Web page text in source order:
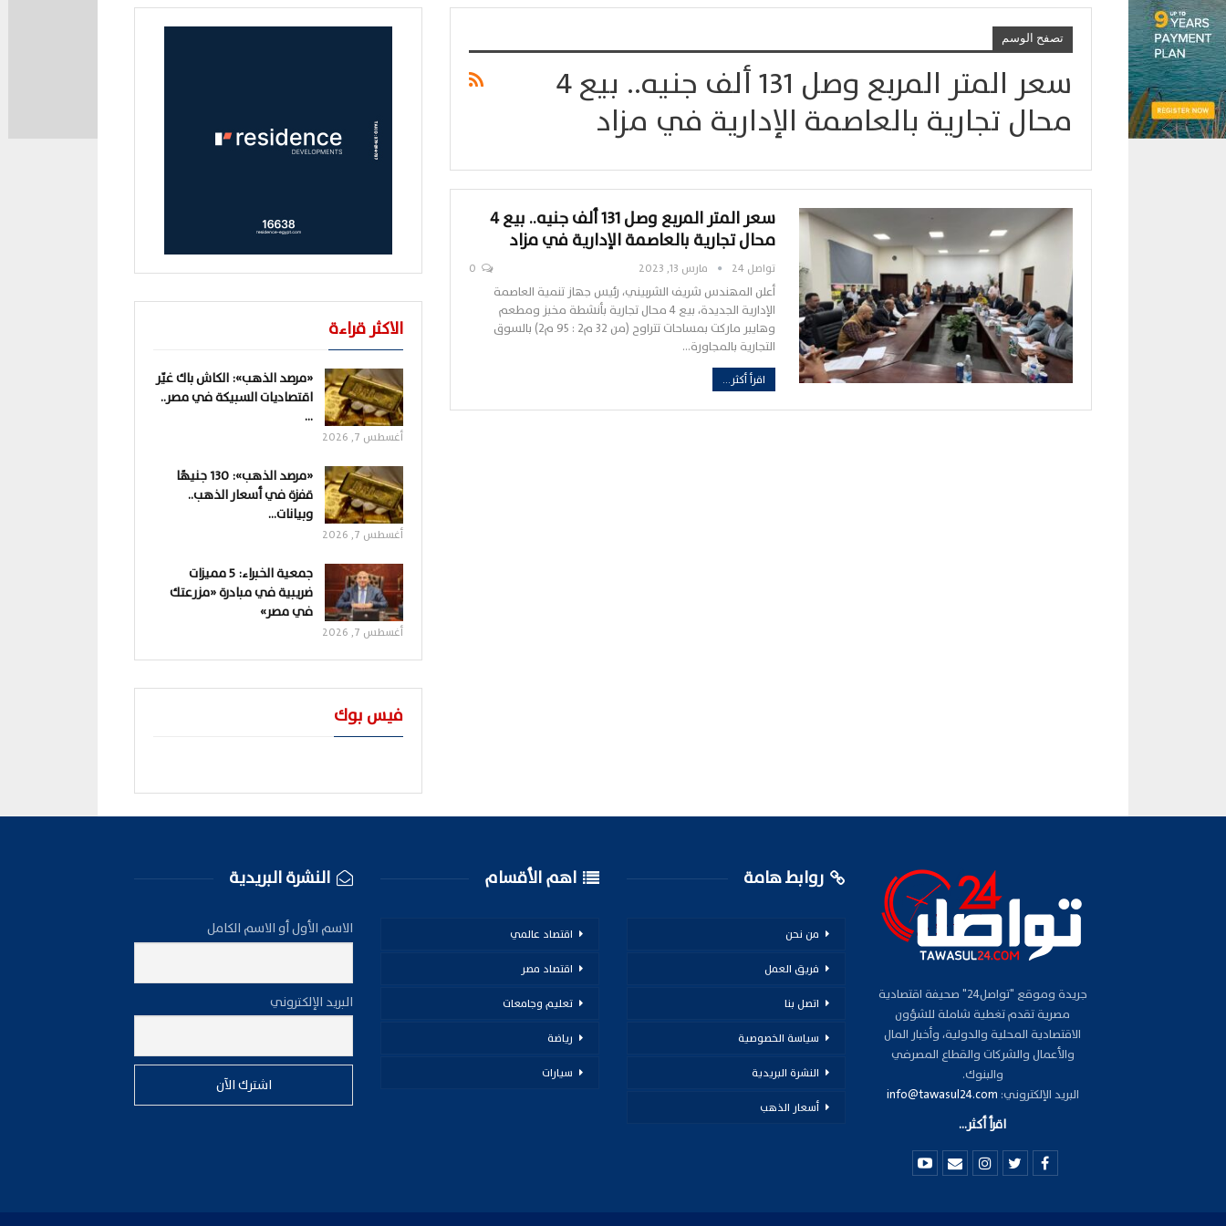
تصفح الوسم
سعر المتر المربع وصل 131 ألف جنيه.. بيع 4
محال تجارية بالعاصمة الإدارية في مزاد
سعر المتر المربع وصل 131 ألف جنيه.. بيع 4
محال تجارية بالعاصمة الإدارية في مزاد
تواصل 24 مارس 13, 2023
أعلن المهندس شريف الشربيني، رئيس جهاز تنمية العاصمة
الإدارية الجديدة، بيع 4 محال تجارية بأنشطة مخبز ومطعم
وهايبر ماركت بمساحات تتراوح (من ٣٢ م٢ : ٩٥ م٢) بالسوق
التجارية بالمجاورة…
اقرأ أكثر...
الاكثر قراءة
«مرصد الذهب»: الكاش باك غيّر
اقتصاديات السبيكة في مصر..
…
أغسطس 7, 2026
«مرصد الذهب»: 130 جنيهًا
قفزة في أسعار الذهب..
وبيانات…
أغسطس 7, 2026
جمعية الخبراء: 5 مميزات
ضريبية في مبادرة «مزرعتك
في مصر»
أغسطس 7, 2026
فيس بوك
جريدة وموقع "تواصل24" صحيفة اقتصادية
مصرية تقدم تغطية شاملة للشؤون
الاقتصادية المحلية والدولية، وأخبار المال
والأعمال والشركات والقطاع المصرفي
والبنوك.
البريد الإلكتروني: info@tawasul24.com
اقرأ أكثر...
روابط هامة
من نحن
فريق العمل
اتصل بنا
سياسة الخصوصية
النشرة البريدية
أسعار الذهب
اهم الأقسام
اقتصاد عالمي
اقتصاد مصر
تعليم وجامعات
رياضة
سيارات
النشرة البريدية
الاسم الأول أو الاسم الكامل
البريد الإلكتروني